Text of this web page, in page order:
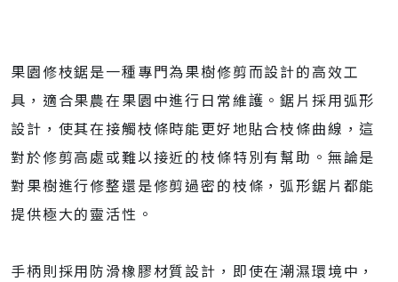
果園修枝鋸是一種專門為果樹修剪而設計的高效工
具，適合果農在果園中進行日常維護。鋸片採用弧形
設計，使其在接觸枝條時能更好地貼合枝條曲線，這
對於修剪高處或難以接近的枝條特別有幫助。無論是
對果樹進行修整還是修剪過密的枝條，弧形鋸片都能
提供極大的靈活性。
手柄則採用防滑橡膠材質設計，即使在潮濕環境中，